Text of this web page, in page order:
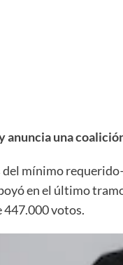
anuncia una
mínimo
en el último
447.000 votos.